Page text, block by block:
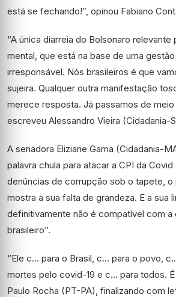
está se fechando!”, opinou Fabiano
“A única diarreia do Bolsonaro relevante
mental, que está na base de uma
irresponsável. Nós brasileiros é que
sujeira. Qualquer outra manifestação
merece resposta. Já passamos de meio
escreveu Alessandro Vieira (Cidadania-
A senadora Eliziane Gama (Cidadania-
palavra chula para atacar a CPI da
denúncias de corrupção sob o tapete, o
mostra a sua falta de grandeza. E a sua
definitivamente não é compatível com a
brasileiro”.
“Ele c… para o Brasil, c… para o povo,
mortes pelo covid-19 e c… para todos.
Paulo Rocha (PT-PA), finalizando com